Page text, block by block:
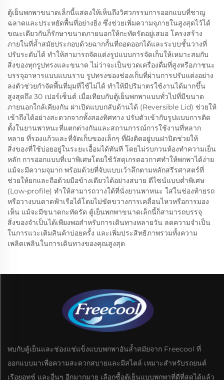
ตู้เย็นพกพาขนาดเล็กนี้แสดงให้เห็นถึงวิศวกรรมการออกแบบที่ชาญ
ฉลาดและประหยัดพื้นที่อย่างยิ่ง ซึ่งช่วยเพิ่มความจุภายในสูงสุดไว้ได้
ขณะเดียวกันก็รักษาขนาดภายนอกให้กะทัดรัดอยู่เสมอ โครงสร้าง
ภายในที่ล้ำสมัยประกอบด้วยฉากกั้นที่ถอดออกได้และระบบชั้นวางที่
ปรับระดับได้ ทำให้สามารถจัดแต่งรูปแบบการจัดเก็บให้เหมาะสมกับ
สิ่งของทุกรูปทรงและขนาด ไม่ว่าจะเป็นขวดเครื่องดื่มที่สูงหรือภาชนะ
บรรจุอาหารแบบแบนราบ รูปทรงของช่องเก็บที่ผ่านการปรับแต่งอย่าง
ลงตัวช่วยกำจัดพื้นที่มุมที่ใช้ไม่ได้ ทำให้มีปริมาตรใช้งานได้มากขึ้น
สูงสุดถึง 30 เปอร์เซ็นต์ เมื่อเทียบกับตู้เย็นพกพาแบบทั่วไปที่มีขนาด
ภายนอกใกล้เคียงกัน ฝาเปิดแบบกลับด้านได้ (Reversible Lid) ช่วยให้
เข้าถึงได้อย่างสะดวกจากทั้งสองทิศทาง ปรับตัวเข้ากับรูปแบบการติด
ตั้งในยานพาหนะที่แตกต่างกันและสถานการณ์การใช้งานที่หลาก
หลาย ที่รองแก้วและที่จัดเก็บของเล็กๆ ที่ฝังติดอยู่บนฝาปิดช่วยให้
สิ่งของที่ใช้บ่อยอยู่ในระยะเอื้อมได้ทันที โดยไม่รบกวนห้องทำความเย็น
หลัก การออกแบบที่เบาพิเศษโดยใช้วัสดุเกรดอวกาศทำให้พกพาได้ง่าย
แม้จะมีความจุมาก พร้อมด้วยที่จับแบบเว้าลึกตามหลักสรีรศาสตร์ที่
ช่วยให้ยกและถือด้วยมือข้างเดียวได้อย่างสบาย ดีไซน์แบบต่ำพิเศษ
(Low-profile) ทำให้สามารถวางใต้ที่นั่งยานพาหนะ ใส่ในช่องท้ายรถ
หรือวางบนดาดฟ้าเรือได้โดยไม่ขัดขวางการเคลื่อนไหวหรือการมอง
เห็น แม้จะมีขนาดกะทัดรัด ตู้เย็นพกพาขนาดเล็กนี้ก็สามารถบรรจุ
สิ่งของจำเป็นได้เพียงพอสำหรับการเดินทางหลายวัน ลดความจำเป็น
ในการแวะเติมสินค้าบ่อยครั้ง และเพิ่มประสิทธิภาพรวมทั้งความ
เพลิดเพลินในการเดินทางของคุณสูงสุด
พบกับตู้เย็นและช่องแช่แข็งแบบพกพาอันล้ำสมัยจาก Freecool ที่
ออกแบบมาเพื่อความสะดวกสบายและมีสไตล์ เหมาะสำหรับรถยนต์
เรือยอทช์ และอื่นๆ อีกมากมาย เลือกซื้อตู้เย็นแบบพกพาที่ดีที่สุดได้แล้ว